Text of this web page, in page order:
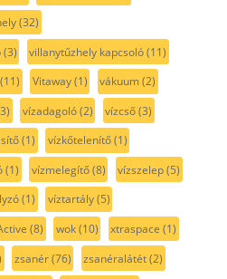
(32)
(3) villanytűzhely kapcsoló(11)
(11) Vitaway(1) vákuum(2)
vízadagoló(2) vízcső(3)
(1) vízkőtelenítő(1)
(1) vízmelegítő(8) vízszelep(5)
(1) víztartály(5)
(8) wok(10) xtraspace (1)
zsanér(76) zsanéralátét(2)